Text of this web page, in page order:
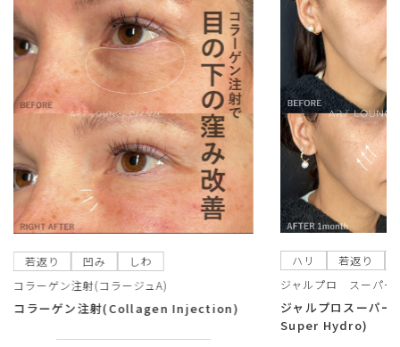
若返り 凹み
しわ
コラーゲン注射(コラージュA)
コラーゲン注射(Collagen Injection)
ハリ 若返り
ジャルプロ スーパー
ジャルプロスーパ
Super Hydro)